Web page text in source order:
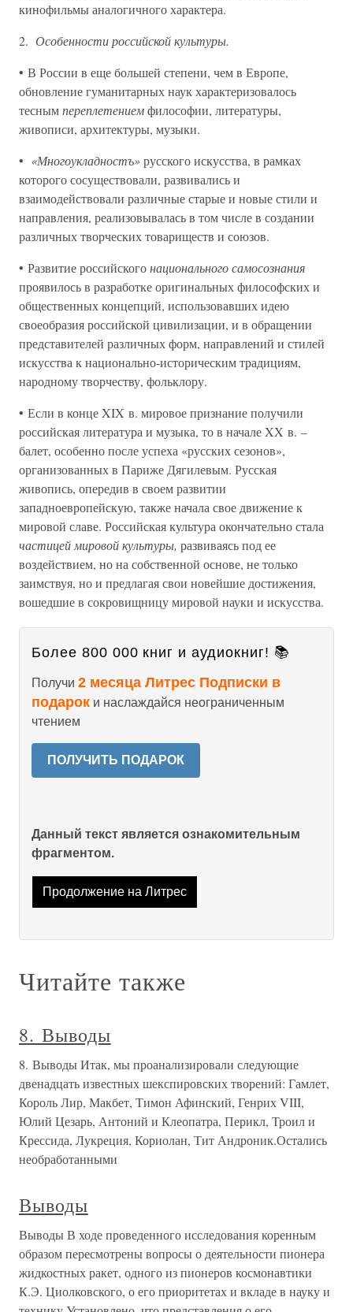
кинофильмы аналогичного характера.
2. Особенности российской культуры.
• В России в еще большей степени, чем в Европе,
обновление гуманитарных наук характеризовалось
теснымпереплетениемфилософии, литературы,
живописи, архитектуры, музыки.
• «Многоукладностъ»русского искусства, в рамках
которого сосуществовали, развивались и
взаимодействовали различные старые и новые стили и
направления, реализовывалась в том числе в создании
различных творческих товариществ и союзов.
• Развитие российскогонационального самосознания
проявилось в разработке оригинальных философских и
общественных концепций, использовавших идею
своеобразия российской цивилизации, и в обращении
представителей различных форм, направлений и стилей
искусства к национально-историческим традициям,
народному творчеству, фольклору.
• Если в конце XIX в. мировое признание получили
российская литература и музыка, то в начале XX в. –
балет, особенно после успеха «русских сезонов»,
организованных в Париже Дягилевым. Русская
живопись, опередив в своем развитии
западноевропейскую, также начала свое движение к
мировой славе. Российская культура окончательно стала
частицей мировой культуры, развиваясь под ее
воздействием, но на собственной основе, не только
заимствуя, но и предлагая свои новейшие достижения,
вошедшие в сокровищницу мировой науки и искусства.
Более 800 000 книг и аудиокниг! 📚
Получи 2 месяца Литрес Подписки в
подарок и наслаждайся неограниченным
чтением
ПОЛУЧИТЬ ПОДАРОК
Данный текст является ознакомительным
фрагментом.
Продолжение на Литрес
Читайте также
8. Выводы
8. Выводы Итак, мы проанализировали следующие
двенадцать известных шекспировских творений: Гамлет,
Король Лир, Макбет, Тимон Афинский, Генрих VIII,
Юлий Цезарь, Антоний и Клеопатра, Перикл, Троил и
Крессида, Лукреция, Кориолан, Тит Андроник.Остались
необработанными
Выводы
Выводы В ходе проведенного исследования коренным
образом пересмотрены вопросы о деятельности пионера
жидкостных ракет, одного из пионеров космонавтики
К.Э. Циолковского, о его приоритетах и вкладе в науку и